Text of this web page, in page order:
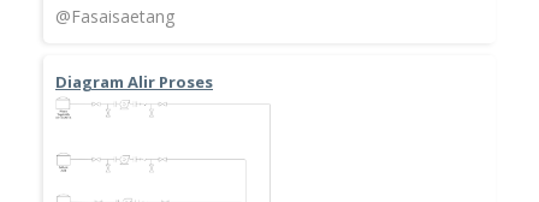
@Fasaisaetang
Diagram Alir Proses